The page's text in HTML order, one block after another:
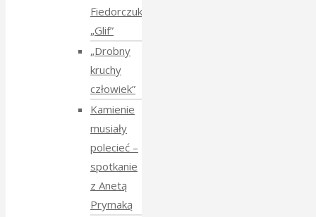
Fiedorczuk
„Glif”
„Drobny
kruchy
człowiek”
Kamienie
musiały
polecieć –
spotkanie
z Anetą
Prymaką